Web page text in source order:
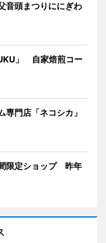
音頭まつりににぎわ
」 自家焙煎コー
門店「ネコシカ」
限定ショップ 昨年